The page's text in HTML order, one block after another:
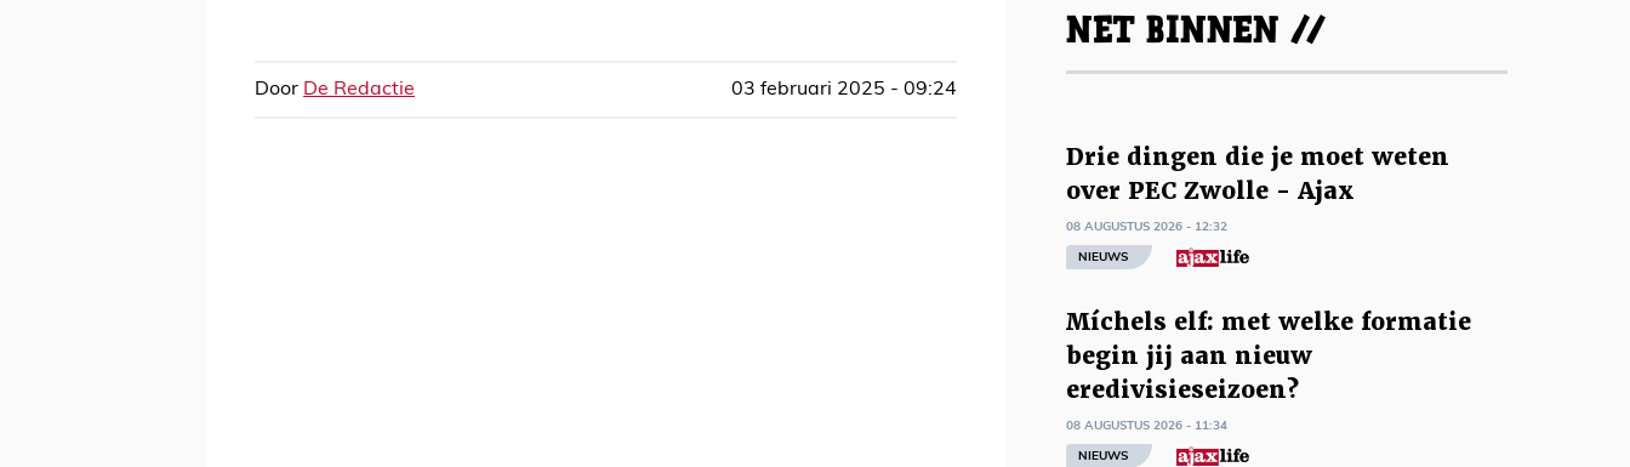
Door De Redactie 03 februari 2025 - 09:24
NET BINNEN //
Drie dingen die je moet weten
over PEC Zwolle - Ajax
08 AUGUSTUS 2026 - 12:32
NIEUWS
Míchels elf: met welke formatie
begin jij aan nieuw
eredivisieseizoen?
08 AUGUSTUS 2026 - 11:34
NIEUWS